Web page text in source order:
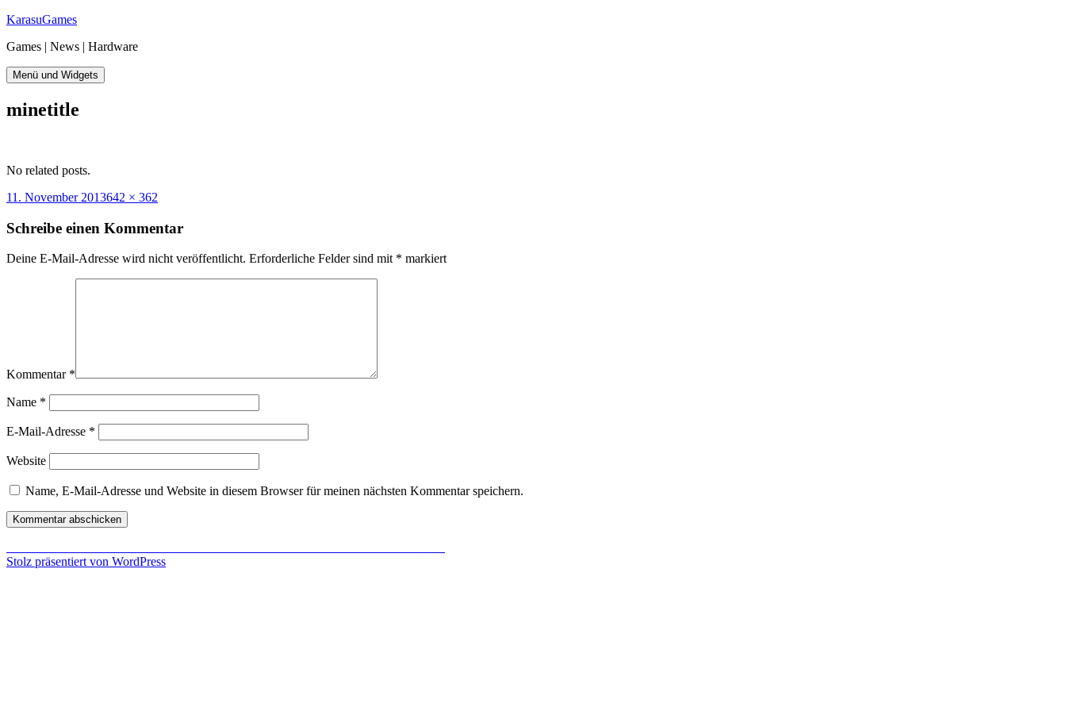
Zum
springen
KarasuGames
Games | News | Hardware
Menü und Widgets
minetitle
No related posts.
Veröffentlicht
11. November 2013Originalgröße
642 × 362
Schreibe einen Kommentar
Deine E-Mail-Adresse wird nicht veröffentlicht. Erforderliche Felder sind mit * markiert
Kommentar *
Name *
E-Mail-Adresse *
Website
Name, E-Mail-Adresse und Website in diesem Browser für meinen nächsten Kommentar speichern.
Beitragsnavigation
Stolz präsentiert von WordPress